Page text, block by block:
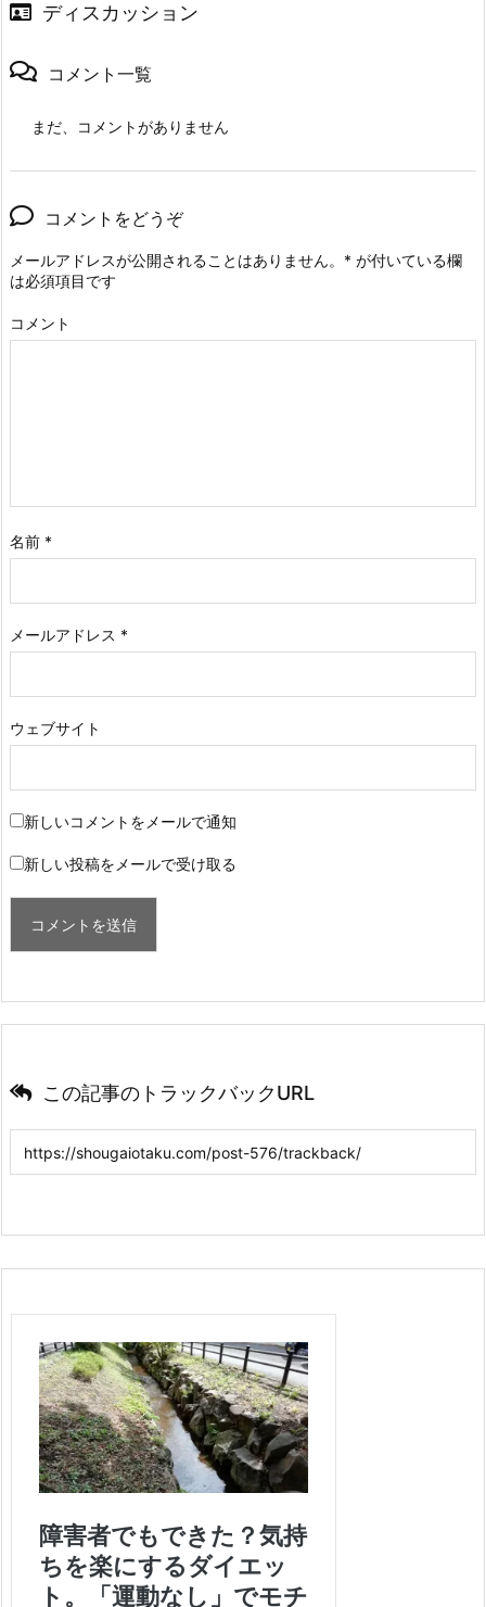
ディスカッション
コメント一覧
まだ、コメントがありません
コメントをどうぞ
メールアドレスが公開されることはありません。 * が付いている欄
は必須項目です
コメント
名前 *
メールアドレス *
ウェブサイト
新しいコメントをメールで通知
新しい投稿をメールで受け取る
この記事のトラックバックURL